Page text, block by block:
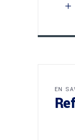
EN